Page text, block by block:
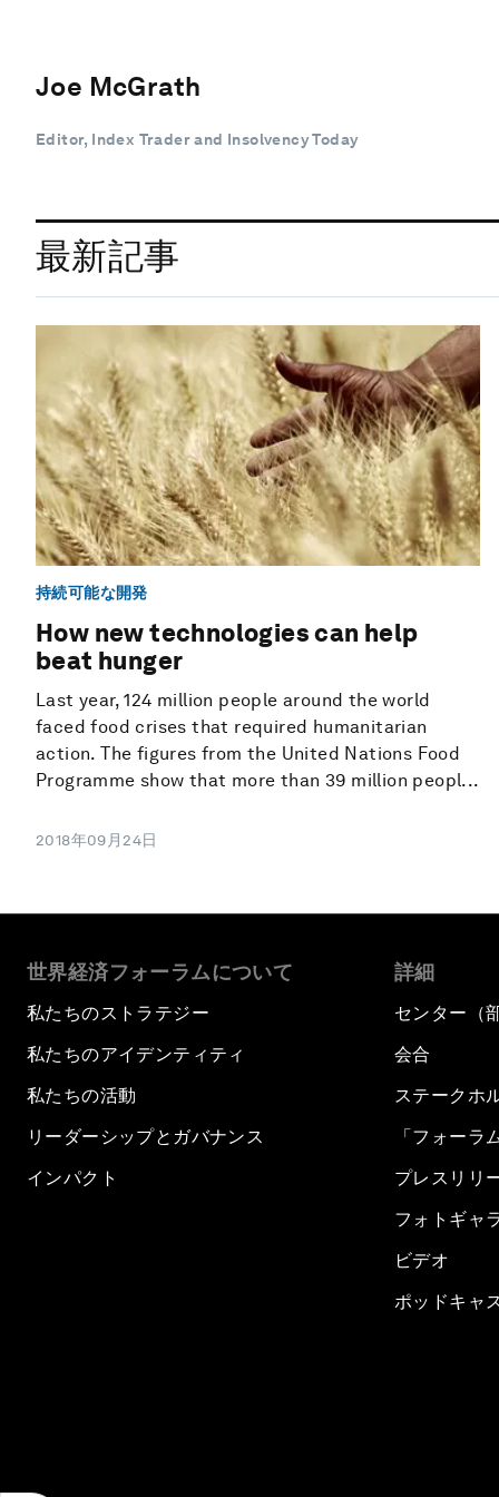
Joe McGrath
Editor, Index Trader and Insolvency Today
最新記事
持続可能な開発
How new technologies can help
beat hunger
Last year, 124 million people around the world
faced food crises that required humanitarian
action. The figures from the United Nations Food
Programme show that more than 39 million peopl...
2018年09月24日
世界経済フォーラムについて
私たちのストラテジー
私たちのアイデンティティ
私たちの活動
リーダーシップとガバナンス
インパクト
詳細
センター（
会合
ステークホ
「フォーラ
プレスリリ
フォトギャ
ビデオ
ポッドキャ